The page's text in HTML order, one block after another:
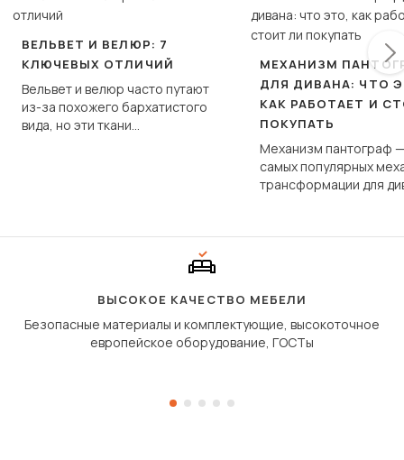
ВЕЛЬВЕТ И ВЕЛЮР: 7
КЛЮЧЕВЫХ ОТЛИЧИЙ
Вельвет и велюр часто путают
из-за похожего бархатистого
вида, но эти ткани
МЕХАНИЗМ
ДЛЯ ДИВАНА: ЧТО
КАК РАБОТАЕТ И
ПОКУПАТЬ
Механизм пантограф
самых популярных
трансформации для
сиденье не
дугообразной
ВЫСОКОЕ КАЧЕСТВО МЕБЕЛИ
Безопасные материалы и комплектующие, высокоточное
европейское оборудование, ГОСТы